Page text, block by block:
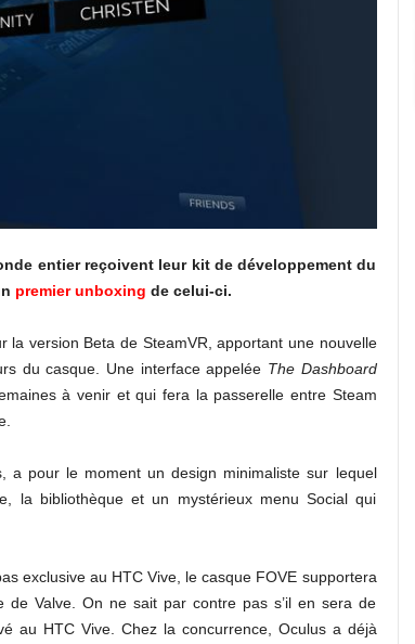
entier reçoivent leur kit de développement du
premier unboxing de celui-ci.
la version Beta de SteamVR, apportant une nouvelle
du casque. Une interface appelée The Dashboard
à venir et qui fera la passerelle entre Steam
a pour le moment un design minimaliste sur lequel
la bibliothèque et un mystérieux menu Social qui
exclusive au HTC Vive, le casque FOVE supportera
de Valve. On ne sait par contre pas s’il en sera de
au HTC Vive. Chez la concurrence, Oculus a déjà